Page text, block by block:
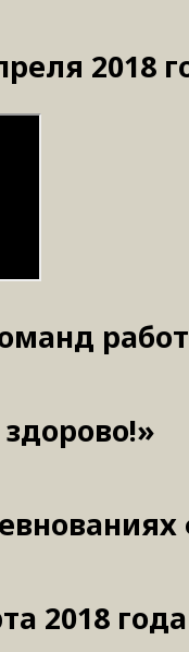
2018
2018 года